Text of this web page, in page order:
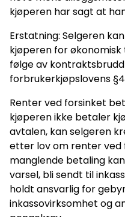
kjøperen har sagt at
Erstatning: Selgeren
kjøperen for
følge av
forbrukerkjøpslovens
Renter ved forsinket
kjøperen ikke betaler
avtalen, kan selgeren
etter lov om renter ved
manglende betaling
varsel, bli sendt til
holdt ansvarlig for
inkassovirksomhet og